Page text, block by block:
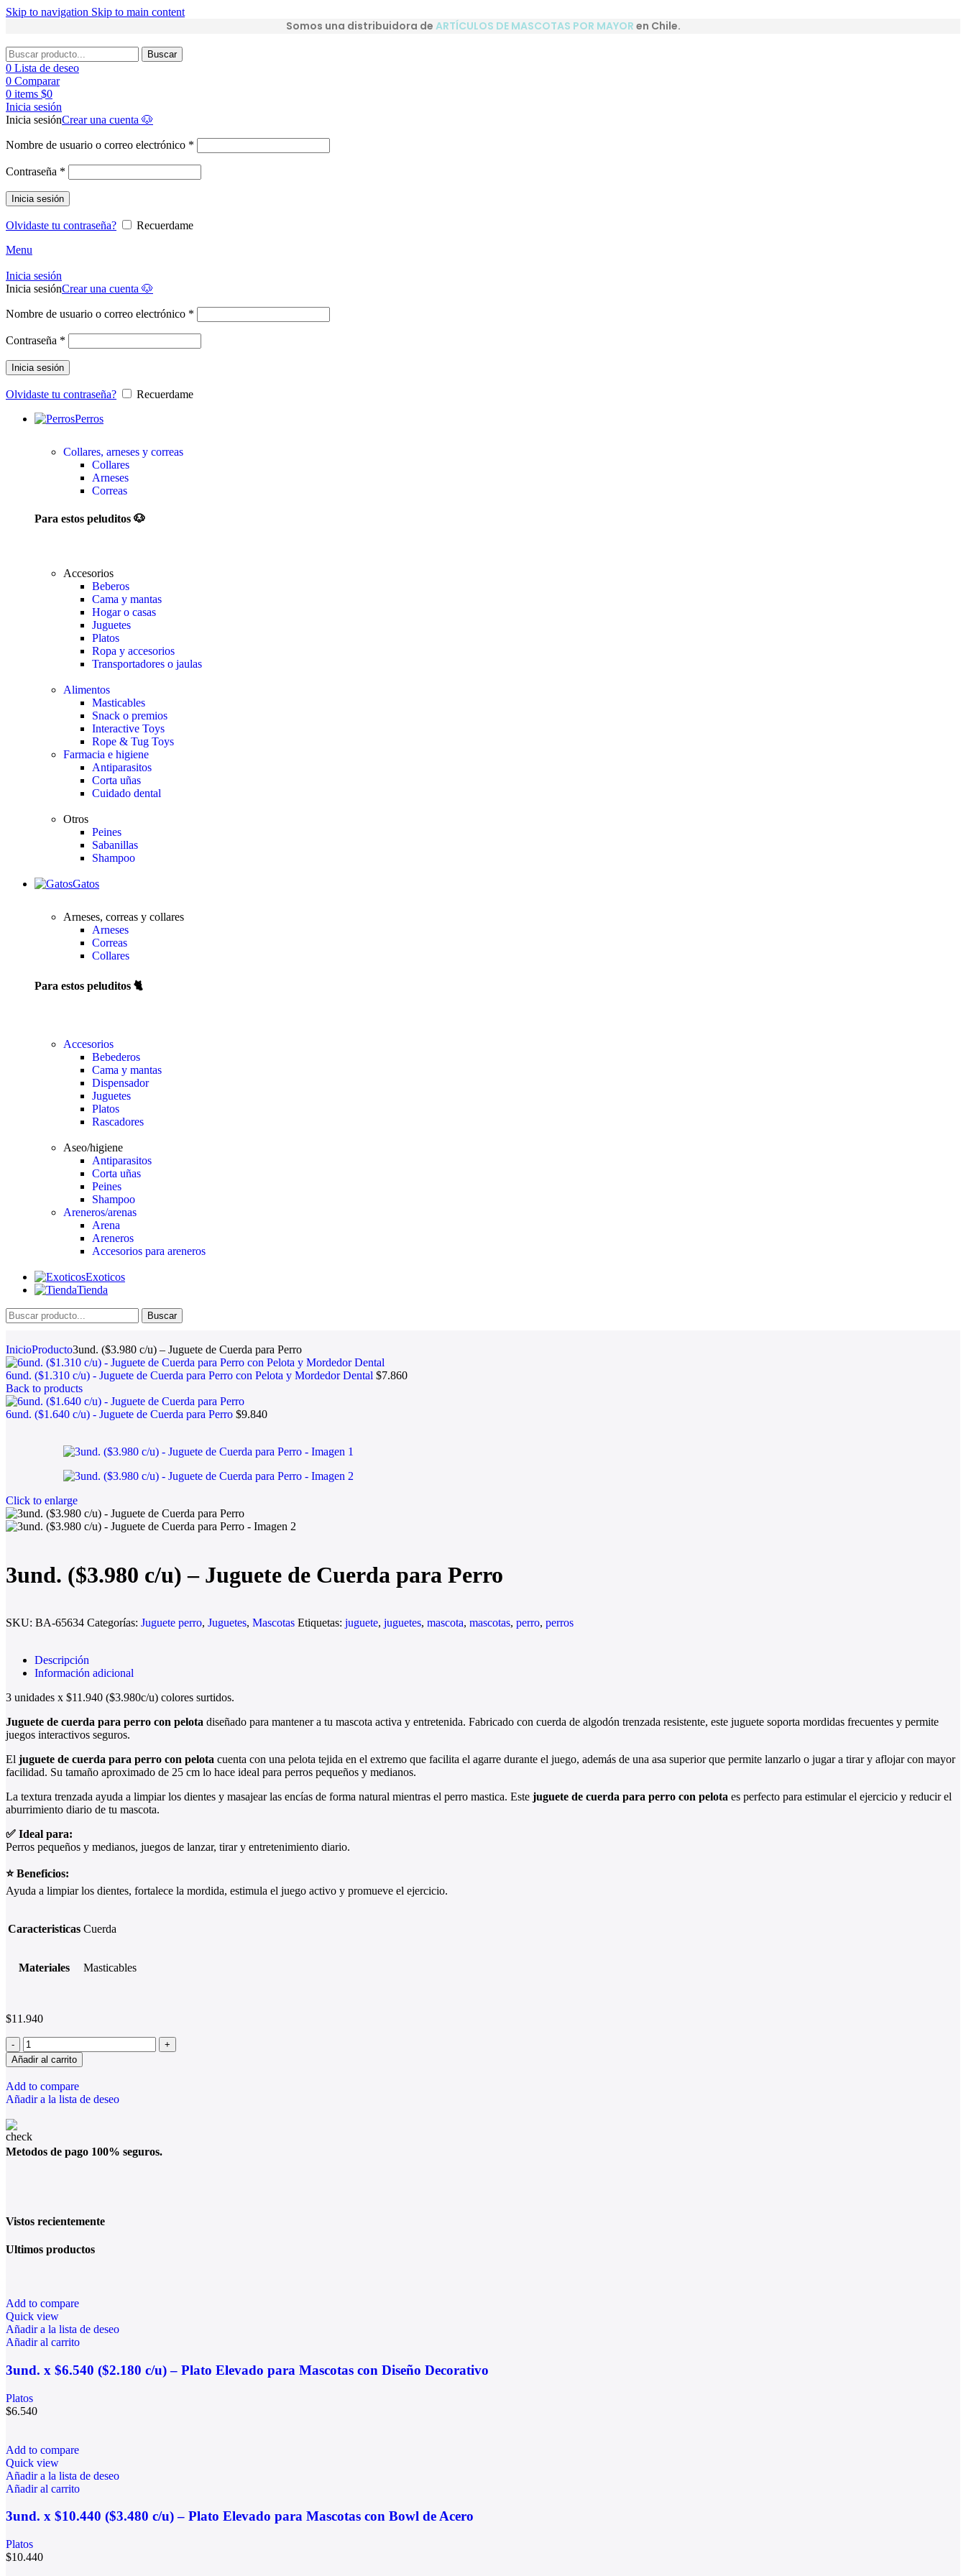
Skip to navigation Skip to main content
Somos una distribuidora de ARTÍCULOS DE MASCOTAS POR MAYOR en Chile.
Buscar
0 Lista de deseo
0 Comparar
0 items $0
Inicia sesión
Inicia sesiónCrear una cuenta 🐶
Nombre de usuario o correo electrónico *
Contraseña *
Inicia sesión
Olvidaste tu contraseña?
Recuerdame
Menu
Inicia sesión
Inicia sesiónCrear una cuenta 🐶
Nombre de usuario o correo electrónico *
Contraseña *
Inicia sesión
Olvidaste tu contraseña?
Recuerdame
Perros
Collares, arneses y correas
Collares
Arneses
Correas
Para estos peluditos 🐶
Accesorios
Beberos
Cama y mantas
Hogar o casas
Juguetes
Platos
Ropa y accesorios
Transportadores o jaulas
Alimentos
Masticables
Snack o premios
Interactive Toys
Rope & Tug Toys
Farmacia e higiene
Antiparasitos
Corta uñas
Cuidado dental
Otros
Peines
Sabanillas
Shampoo
Gatos
Arneses, correas y collares
Arneses
Correas
Collares
Para estos peluditos 🐈
Accesorios
Bebederos
Cama y mantas
Dispensador
Juguetes
Platos
Rascadores
Aseo/higiene
Antiparasitos
Corta uñas
Peines
Shampoo
Areneros/arenas
Arena
Areneros
Accesorios para areneros
Exoticos
Tienda
Buscar
InicioProducto3und. ($3.980 c/u) – Juguete de Cuerda para Perro
6und. ($1.310 c/u) - Juguete de Cuerda para Perro con Pelota y Mordedor Dental $7.860
Back to products
6und. ($1.640 c/u) - Juguete de Cuerda para Perro $9.840
Click to enlarge
3und. ($3.980 c/u) – Juguete de Cuerda para Perro
SKU: BA-65634 Categorías: Juguete perro, Juguetes, Mascotas Etiquetas: juguete, juguetes, mascota, mascotas, perro, perros
Descripción
Información adicional
3 unidades x $11.940 ($3.980c/u) colores surtidos.
Juguete de cuerda para perro con pelota diseñado para mantener a tu mascota activa y entretenida. Fabricado con cuerda de algodón trenzada resistente, este juguete soporta mordidas frecuentes y permite
juegos interactivos seguros.
El juguete de cuerda para perro con pelota cuenta con una pelota tejida en el extremo que facilita el agarre durante el juego, además de una asa superior que permite lanzarlo o jugar a tirar y aflojar con mayor
facilidad. Su tamaño aproximado de 25 cm lo hace ideal para perros pequeños y medianos.
La textura trenzada ayuda a limpiar los dientes y masajear las encías de forma natural mientras el perro mastica. Este juguete de cuerda para perro con pelota es perfecto para estimular el ejercicio y reducir el
aburrimiento diario de tu mascota.
✅ Ideal para:
Perros pequeños y medianos, juegos de lanzar, tirar y entretenimiento diario.
⭐ Beneficios:
Ayuda a limpiar los dientes, fortalece la mordida, estimula el juego activo y promueve el ejercicio.
Caracteristicas Cuerda
Materiales Masticables
$11.940
Añadir al carrito
Add to compare
Añadir a la lista de deseo
Metodos de pago 100% seguros.
Vistos recientemente
Ultimos productos
Add to compare
Quick view
Añadir a la lista de deseo
Añadir al carrito
3und. x $6.540 ($2.180 c/u) – Plato Elevado para Mascotas con Diseño Decorativo
Platos
$6.540
Add to compare
Quick view
Añadir a la lista de deseo
Añadir al carrito
3und. x $10.440 ($3.480 c/u) – Plato Elevado para Mascotas con Bowl de Acero
Platos
$10.440